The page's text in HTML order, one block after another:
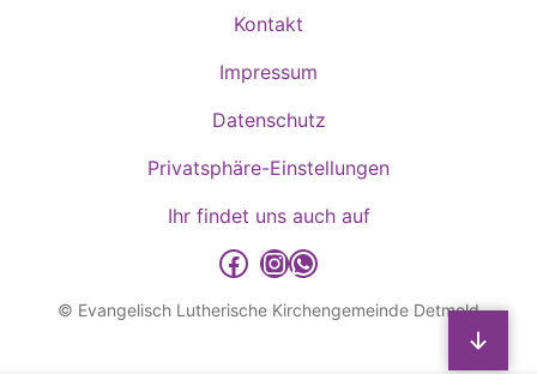
Kontakt
Impressum
Datenschutz
Privatsphäre-Einstellungen
Ihr findet uns auch auf
detmold-lutherisch auf Facebook
detmold-lutherisch auf Instagram
detmold-lutherisch auf WhatsApp
© Evangelisch Lutherische Kirchengemeinde Detmold